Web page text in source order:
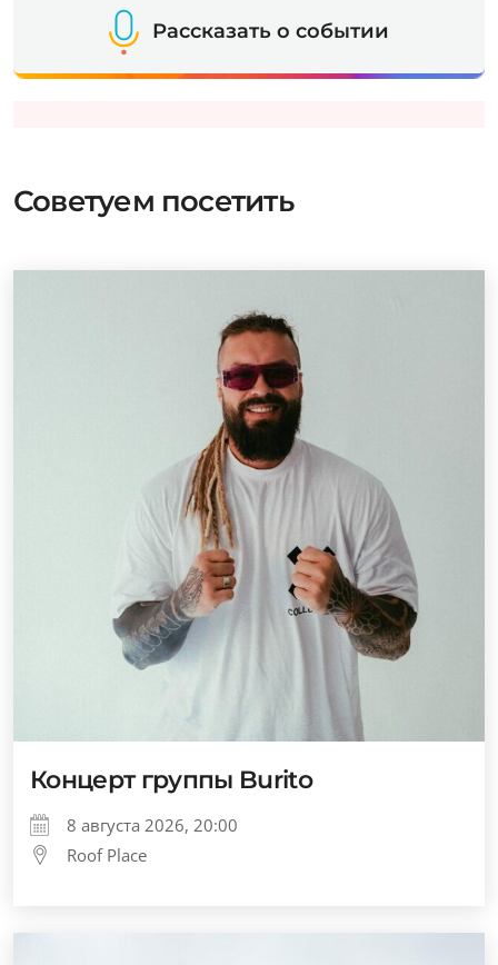
Рассказать о событии
Советуем посетить
Концерт группы Burito
8 августа 2026, 20:00
Roof Place